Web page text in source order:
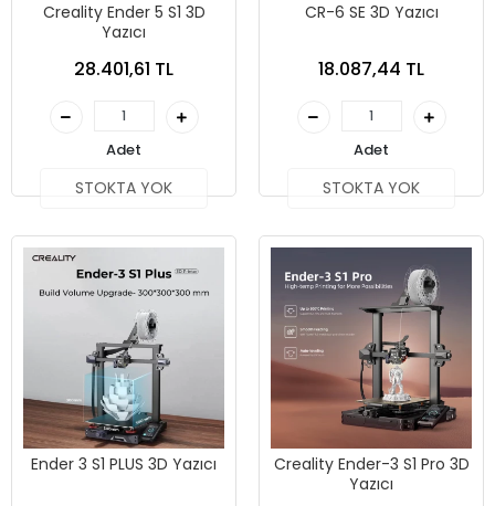
Creality Ender 5 S1 3D
Yazıcı
28.401,61 TL
Adet
STOKTA YOK
CR-6 SE 3D Yazıcı
18.087,44 TL
Adet
STOKTA YOK
Ender 3 S1 PLUS 3D Yazıcı
Creality Ender-3 S1 Pro 3D
Yazıcı